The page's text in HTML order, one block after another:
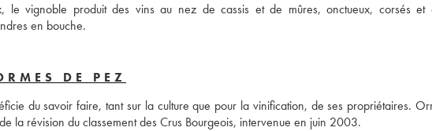
vignoble produit des vins au nez de cassis et de mûres, onctueux, corsés et
en bouche.
DE PEZ
du savoir faire, tant sur la culture que pour la vinification, de ses propriétaires.
la révision du classement des Crus Bourgeois, intervenue en juin 2003.